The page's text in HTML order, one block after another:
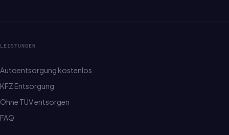
LEISTUNGEN
Autoentsorgung kostenlos
KFZ Entsorgung
Ohne TÜV entsorgen
FAQ